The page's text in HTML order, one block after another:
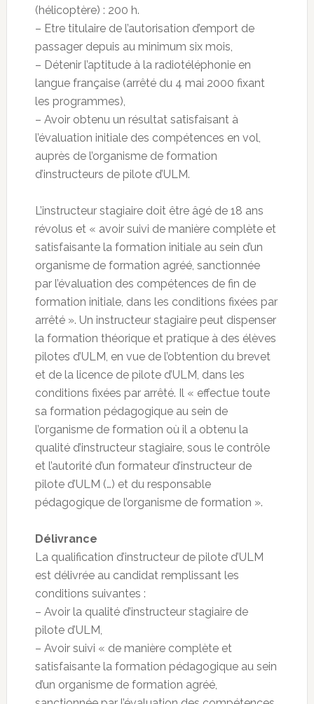
(hélicoptère) : 200 h.
– Etre titulaire de l’autorisation d’emport de
passager depuis au minimum six mois,
– Détenir l’aptitude à la radiotéléphonie en
langue française (arrêté du 4 mai 2000 fixant
les programmes),
– Avoir obtenu un résultat satisfaisant à
l’évaluation initiale des compétences en vol,
auprès de l’organisme de formation
d’instructeurs de pilote d’ULM.
L’instructeur stagiaire doit être âgé de 18 ans
révolus et « avoir suivi de manière complète et
satisfaisante la formation initiale au sein d’un
organisme de formation agréé, sanctionnée
par l’évaluation des compétences de fin de
formation initiale, dans les conditions fixées par
arrêté ». Un instructeur stagiaire peut dispenser
la formation théorique et pratique à des élèves
pilotes d’ULM, en vue de l’obtention du brevet
et de la licence de pilote d’ULM, dans les
conditions fixées par arrêté. Il « effectue toute
sa formation pédagogique au sein de
l’organisme de formation où il a obtenu la
qualité d’instructeur stagiaire, sous le contrôle
et l’autorité d’un formateur d’instructeur de
pilote d’ULM (…) et du responsable
pédagogique de l’organisme de formation ».
Délivrance
La qualification d’instructeur de pilote d’ULM
est délivrée au candidat remplissant les
conditions suivantes :
– Avoir la qualité d’instructeur stagiaire de
pilote d’ULM,
– Avoir suivi « de manière complète et
satisfaisante la formation pédagogique au sein
d’un organisme de formation agréé,